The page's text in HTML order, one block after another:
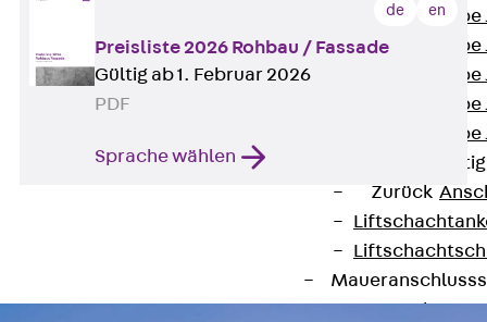
Zahnschraube
Zahnschraube
Zahnschraube
Zahnschraube
Zahnschraube
Zurück
Zurück
de en
Preisliste 2026 Rohbau / Fassade
Gültig ab 1. Februar 2026
PDF
Sprache wählen